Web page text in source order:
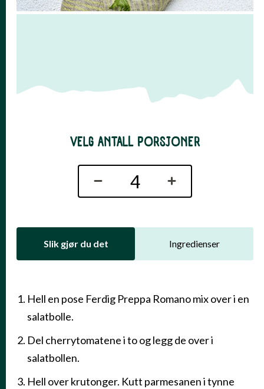
VELG ANTALL PORSJONER
Slik gjør du det Ingredienser
SLIK GJØR DU DET
Hell en pose Ferdig Preppa Romano mix over i en
salatbolle.
Del cherrytomatene i to og legg de over i
salatbollen.
Hell over krutonger. Kutt parmesanen i tynne